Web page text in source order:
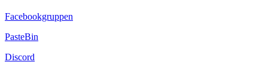
Facebookgruppen
PasteBin
Discord